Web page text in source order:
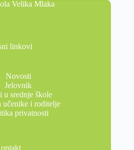
Velika Mlaka
linkovi
Novosti
Jelovnik
u srednje škole
učenike i roditelje
privatnosti